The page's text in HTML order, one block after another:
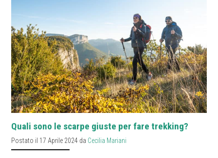
Quali sono le scarpe giuste per fare trekking?
Postato il 17 Aprile 2024 da Cecilia Mariani